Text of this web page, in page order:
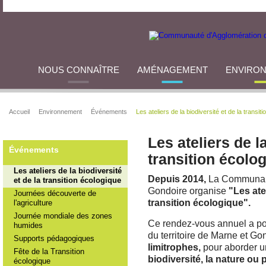
NOUS CONNAÎTRE AMÉNAGEMENT
Accueil Environnement Événements Les ateliers de la biodiversité et de la
Événements
Les ateliers de la biodiversité
et de la transition écologique
Journées découverte de
l'agriculture
Journée mondiale des zones
humides
Supports pédagogiques
Fête de la Transition
écologique
Les ateliers de
transition
Depuis 2014, La
Gondoire organise "Les
transition écologique".
Ce rendez-vous annuel a
du territoire de Marne et
limitrophes, pour aborder
biodiversité, la nature ou